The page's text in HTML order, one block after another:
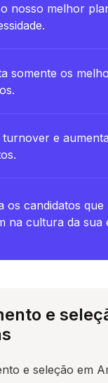
nosso melhor
somente os
turnover e
os candidatos que
na cultura da sua
e
e seleção em